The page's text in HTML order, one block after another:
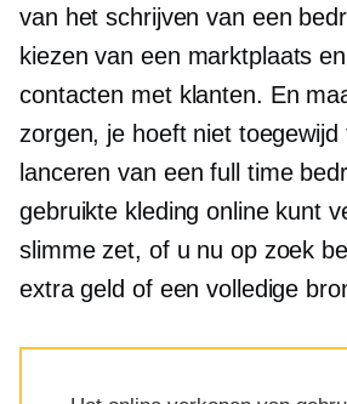
van het schrijven van een
kiezen van een marktplaats
contacten met klanten. En
zorgen, je hoeft niet
lanceren van eenfull time
gebruikte kleding online kunt
slimme zet, of u nu op zoek
extra geld of een volledige